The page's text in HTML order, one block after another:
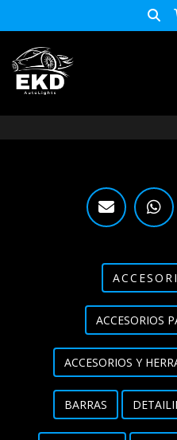
Accesorios
Lista de Precios
ACCESORIOS
ACCESORIOS Y
BARRAS